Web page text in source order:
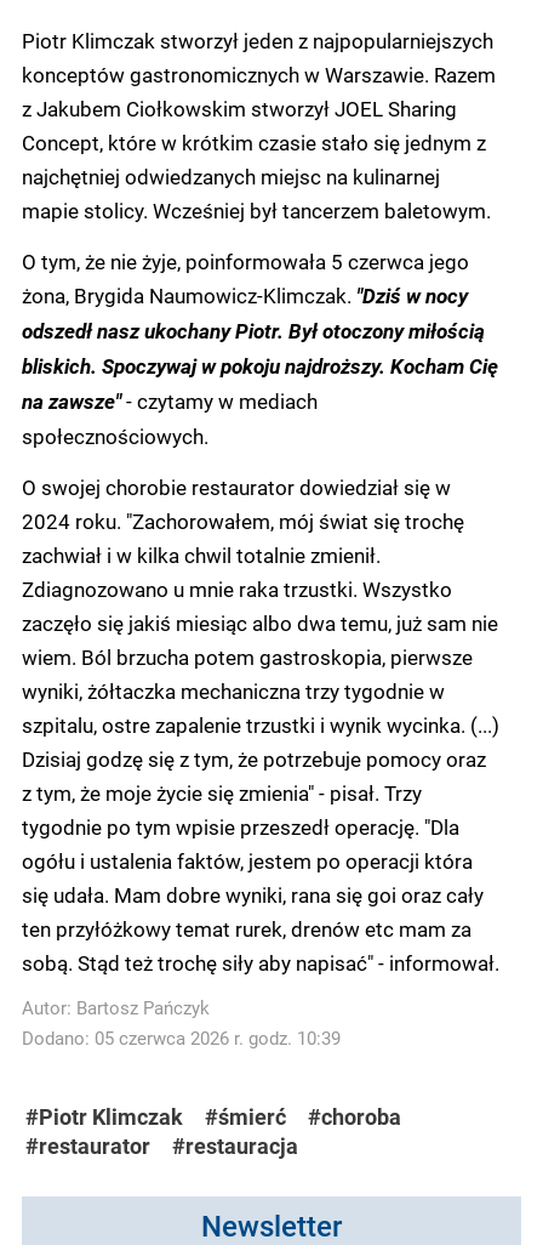
Piotr Klimczak stworzył jeden z najpopularniejszych
konceptów gastronomicznych w Warszawie. Razem
z Jakubem Ciołkowskim stworzył JOEL Sharing
Concept, które w krótkim czasie stało się jednym z
najchętniej odwiedzanych miejsc na kulinarnej
mapie stolicy. Wcześniej był tancerzem baletowym.
O tym, że nie żyje, poinformowała 5 czerwca jego
żona, Brygida Naumowicz-Klimczak. "Dziś w nocy
odszedł nasz ukochany Piotr. Był otoczony miłością
bliskich. Spoczywaj w pokoju najdroższy. Kocham Cię
na zawsze"- czytamy w mediach
społecznościowych.
O swojej chorobie restaurator dowiedział się w
2024 roku. "Zachorowałem, mój świat się trochę
zachwiał i w kilka chwil totalnie zmienił.
Zdiagnozowano u mnie raka trzustki. Wszystko
zaczęło się jakiś miesiąc albo dwa temu, już sam nie
wiem. Ból brzucha potem gastroskopia, pierwsze
wyniki, żółtaczka mechaniczna trzy tygodnie w
szpitalu, ostre zapalenie trzustki i wynik wycinka. (...)
Dzisiaj godzę się z tym, że potrzebuje pomocy oraz
z tym, że moje życie się zmienia" - pisał. Trzy
tygodnie po tym wpisie przeszedł operację. "Dla
ogółu i ustalenia faktów, jestem po operacji która
się udała. Mam dobre wyniki, rana się goi oraz cały
ten przyłóżkowy temat rurek, drenów etc mam za
sobą. Stąd też trochę siły aby napisać" - informował.
Autor: Bartosz Pańczyk
Dodano: 05 czerwca 2026 r. godz. 10:39
#Piotr Klimczak #śmierć
#choroba
#restaurator
#restauracja
Newsletter